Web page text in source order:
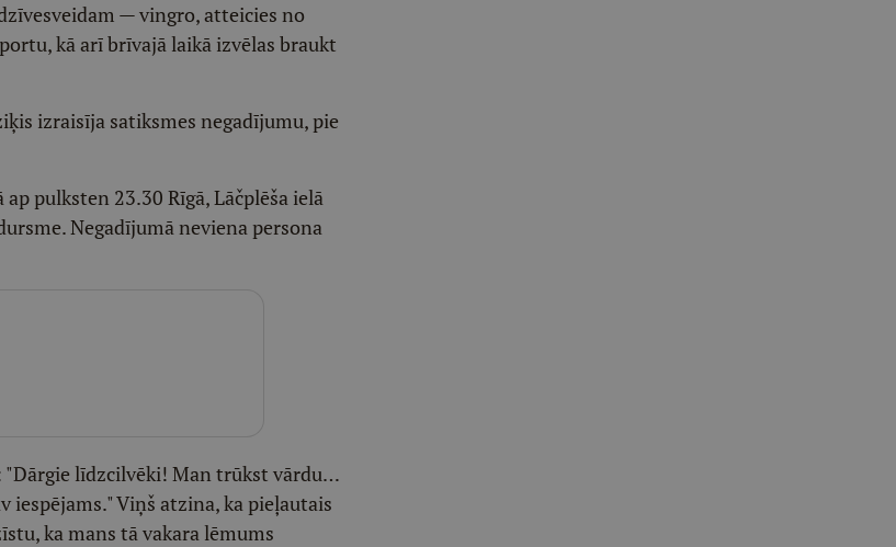
— vingro, atteicies no
kā arī brīvajā laikā izvēlas braukt
izraisīja satiksmes negadījumu, pie
pulksten 23.30 Rīgā, Lāčplēša ielā
Negadījumā neviena persona
"Dārgie līdzcilvēki! Man trūkst vārdu…
iespējams." Viņš atzina, ka pieļautais
ka mans tā vakara lēmums